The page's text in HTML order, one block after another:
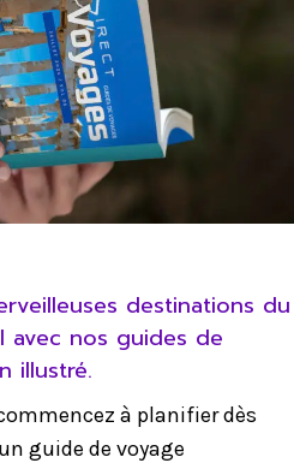
destinations du
avec nos guides de
illustré.
à planifier dès
guide de voyage